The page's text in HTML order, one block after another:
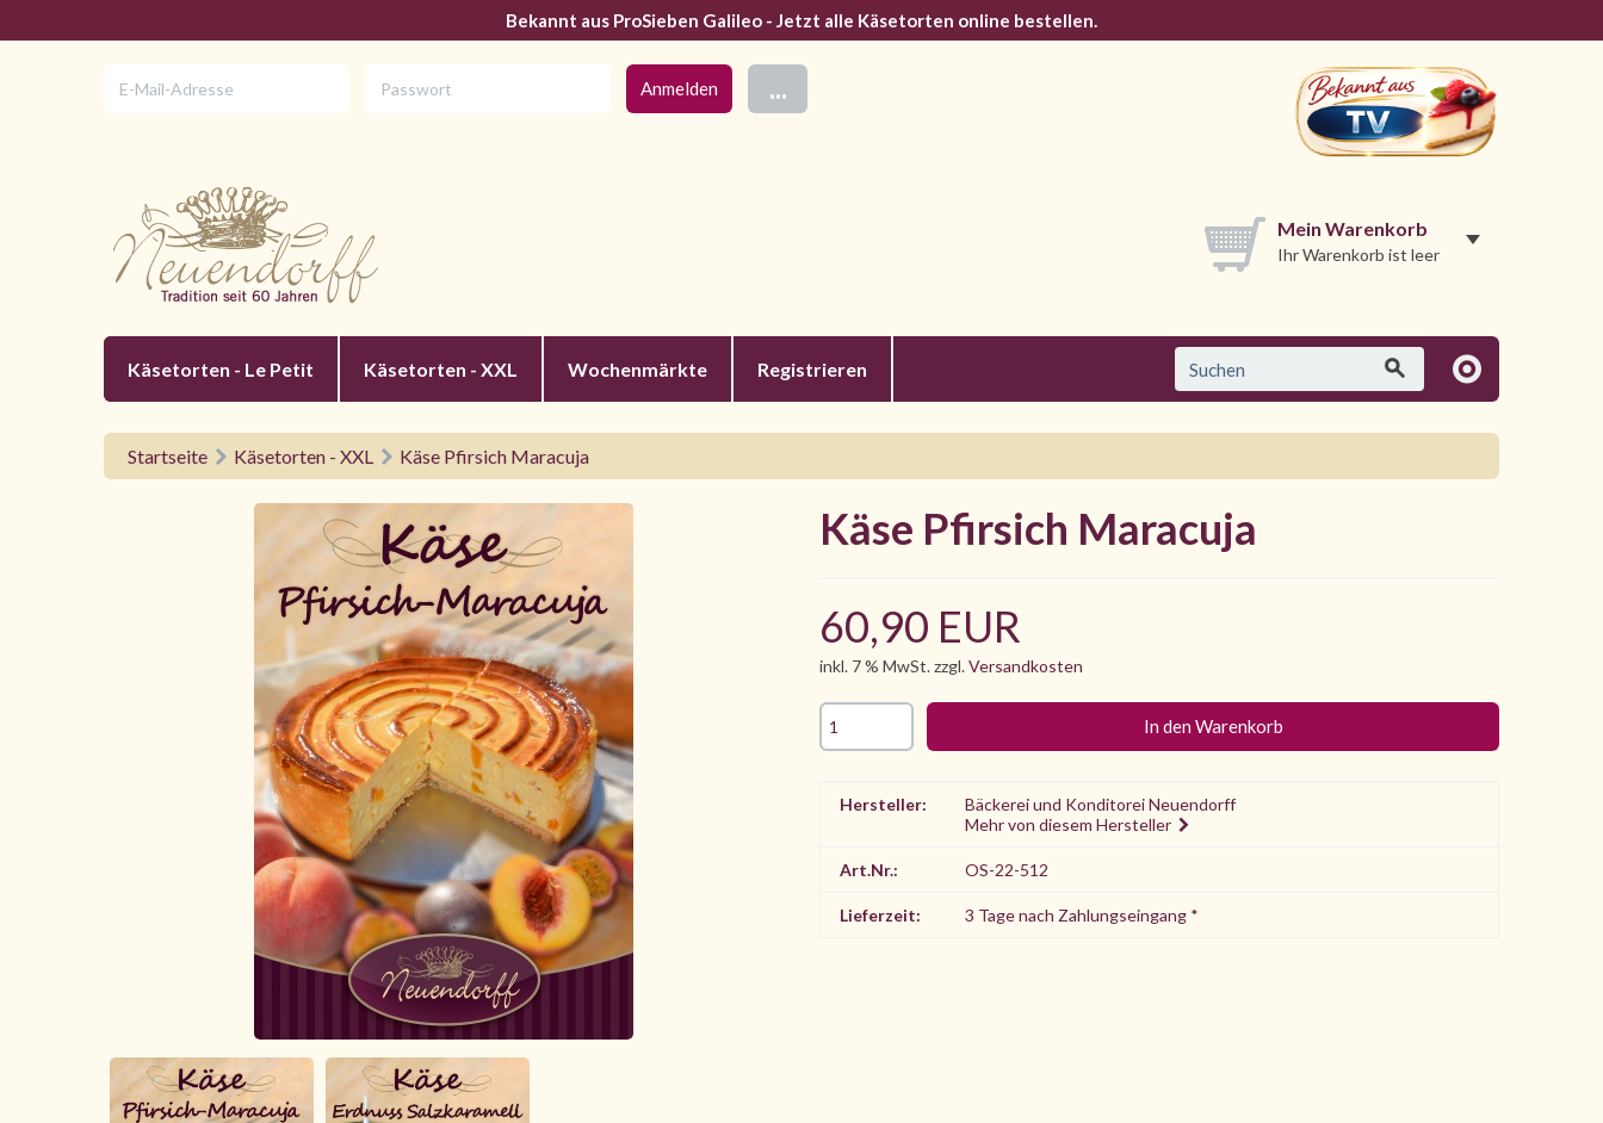
Bekannt aus ProSieben Galileo - Jetzt alle Käsetorten online bestellen.
...
Mein Warenkorb
Ihr Warenkorb ist leer
Käsetorten - Le Petit Käsetorten - XXL Wochenmärkte Registrieren
Startseite Käsetorten - XXL Käse Pfirsich Maracuja
Käse Pfirsich Maracuja
60,90 EUR
inkl. 7 % MwSt. zzgl.Versandkosten
Hersteller:
Bäckerei und Konditorei Neuendorff
Mehr von diesem Hersteller
Art.Nr.: OS-22-512
Lieferzeit: 3 Tage nach Zahlungseingang *